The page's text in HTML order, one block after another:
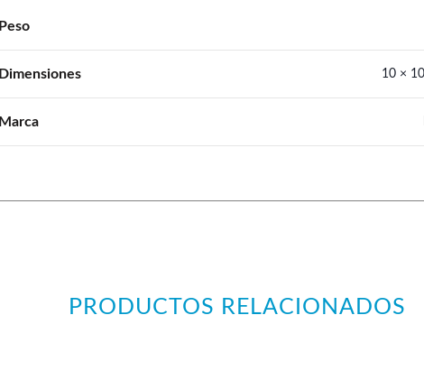
Peso
Dimensiones 10 ×
Marca
PRODUCTOS RELACIONADOS